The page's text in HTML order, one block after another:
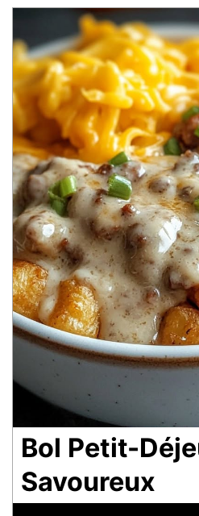
Bol Petit-
Savoureux